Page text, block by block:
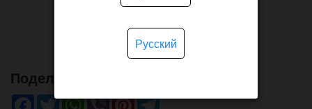
Поделись!
Facebook
TwitterWhatsApp
ViberPinterestTelegram
Русский